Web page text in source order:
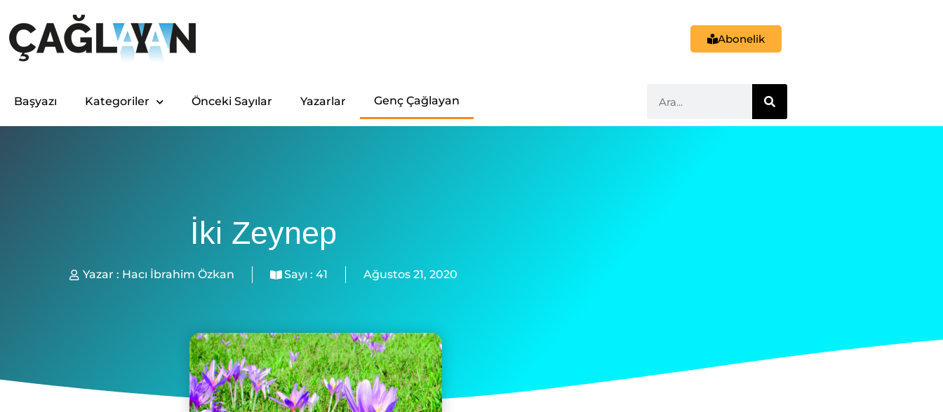
Abonelik
Başyazı Kategoriler Önceki Sayılar Yazarlar Genç Çağlayan
İki Zeynep
Yazar : Hacı İbrahim Özkan Sayı : 41 Ağustos 21, 2020